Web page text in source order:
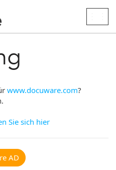
www.docuware.com?
Sie sich hier
AD